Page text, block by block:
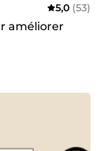
5,0 (53)
améliorer